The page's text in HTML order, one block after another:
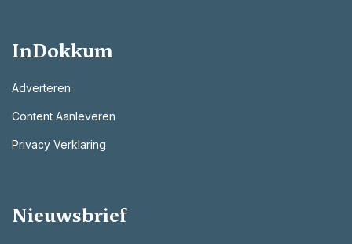
InDokkum
Adverteren
Content Aanleveren
Privacy Verklaring
Nieuwsbrief